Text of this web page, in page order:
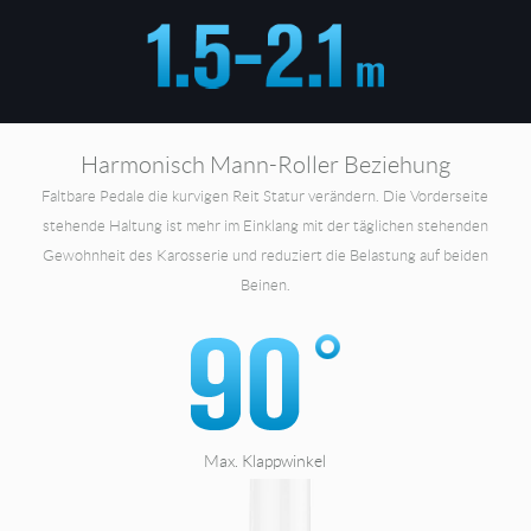
Harmonisch Mann-Roller Beziehung
Faltbare Pedale die kurvigen Reit Statur verändern. Die Vorderseite
stehende Haltung ist mehr im Einklang mit der täglichen stehenden
Gewohnheit des Karosserie und reduziert die Belastung auf beiden
Beinen.
Max. Klappwinkel